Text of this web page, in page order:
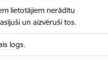
lietotājiem nerādītu
un aizvēruši tos.
logs.